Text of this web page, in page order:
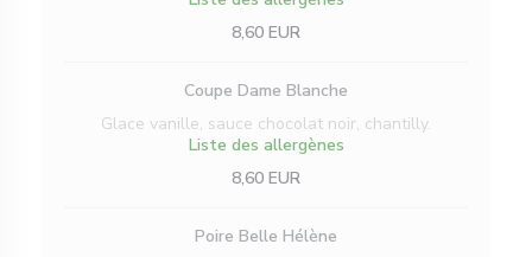
8,60 EUR
Coupe Dame Blanche
Glace vanille, sauce chocolat noir, chantilly.
Liste des allergènes
8,60 EUR
Poire Belle Hélène